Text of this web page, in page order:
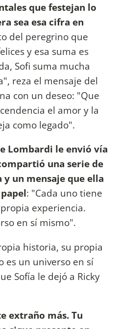
que festejan lo
sea esa cifra en
del peregrino que
y esa suma es
Sofi suma mucha
reza el mensaje del
con un deseo: "Que
el amor y la
como legado".
Lombardi le envió vía
una serie de
un mensaje que ella
: "Cada uno tiene
experiencia.
en sí mismo".
historia, su propia
es un universo en sí
Sofía le dejó a Ricky
extraño más. Tu